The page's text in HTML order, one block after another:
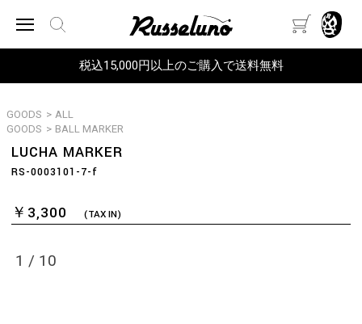
税込15,000円以上のご購入で送料無料
GOODS > ALL
GOODS > BALL MARKER
LUCHA MARKER
RS-0003101-7-f
￥3,300 (TAX IN)
1 / 10